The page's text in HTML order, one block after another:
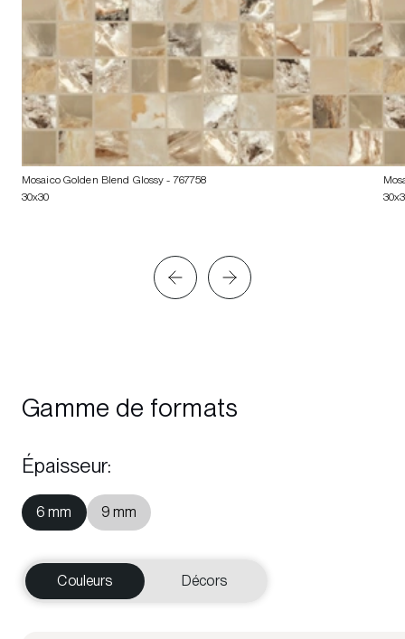
Mosaico Golden Blend Glossy - 767758
30x30
Gamme de formats
Épaisseur:
6 mm 9 mm
Couleurs Décors